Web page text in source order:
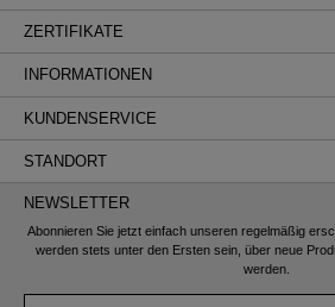
ZERTIFIKATE
INFORMATIONEN
KUNDENSERVICE
STANDORT
NEWSLETTER
Abonnieren Sie jetzt einfach unseren regelmäßig
werden stets unter den Ersten sein, über neue
werden.